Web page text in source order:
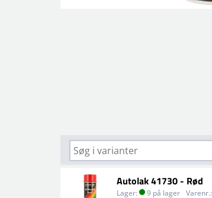
Autolak 41730 - Rød
Lager: 9 på lager Varenr.: